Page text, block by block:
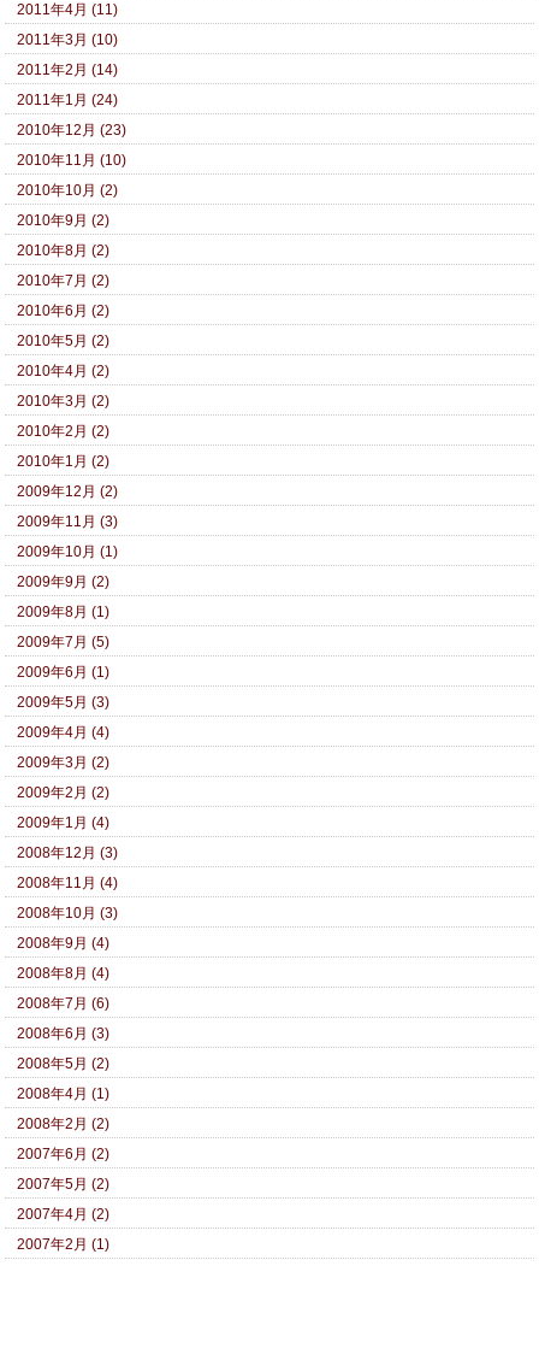
2011年4月 (11)
2011年3月 (10)
2011年2月 (14)
2011年1月 (24)
2010年12月 (23)
2010年11月 (10)
2010年10月 (2)
2010年9月 (2)
2010年8月 (2)
2010年7月 (2)
2010年6月 (2)
2010年5月 (2)
2010年4月 (2)
2010年3月 (2)
2010年2月 (2)
2010年1月 (2)
2009年12月 (2)
2009年11月 (3)
2009年10月 (1)
2009年9月 (2)
2009年8月 (1)
2009年7月 (5)
2009年6月 (1)
2009年5月 (3)
2009年4月 (4)
2009年3月 (2)
2009年2月 (2)
2009年1月 (4)
2008年12月 (3)
2008年11月 (4)
2008年10月 (3)
2008年9月 (4)
2008年8月 (4)
2008年7月 (6)
2008年6月 (3)
2008年5月 (2)
2008年4月 (1)
2008年2月 (2)
2007年6月 (2)
2007年5月 (2)
2007年4月 (2)
2007年2月 (1)